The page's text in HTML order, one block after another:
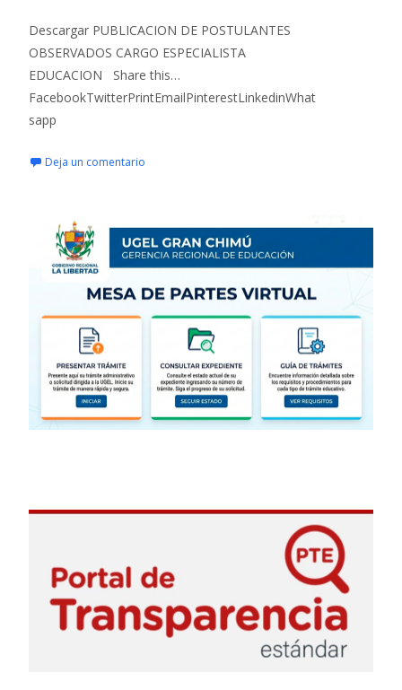
Descargar PUBLICACION DE POSTULANTES
OBSERVADOS CARGO ESPECIALISTA
EDUCACION Share this…
FacebookTwitterPrintEmailPinterestLinkedinWhat
sapp
Deja un comentario